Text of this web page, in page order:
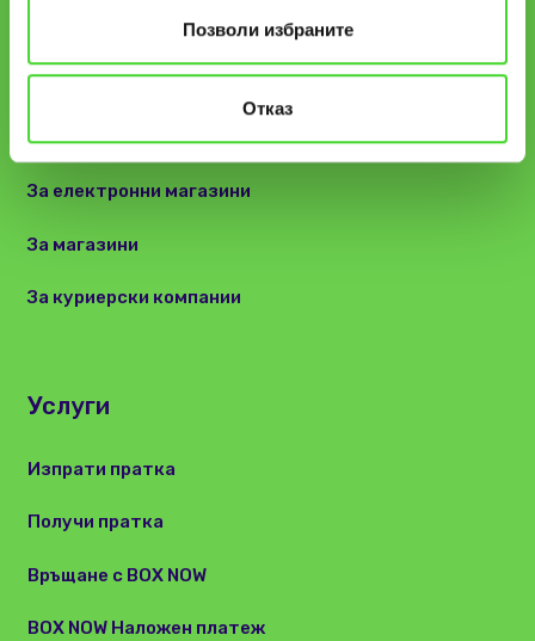
Позволи избраните
Отказ
Често Задавани Въпроси
За електронни магазини
За магазини
За куриерски компании
Услуги
Изпрати пратка
Получи пратка
Връщане с BOX NOW
BOX NOW Наложен платеж